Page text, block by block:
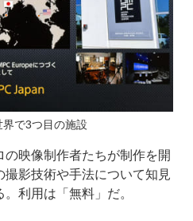
で3つ目の施設
映像制作者たちが制作を開
影技術や手法について知見
利用は「無料」だ。